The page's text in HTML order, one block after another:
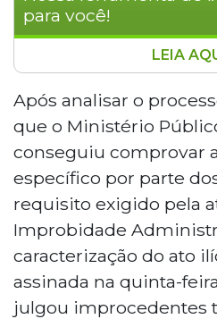
para você!
O ex-secretário
Dourados, Renato Vidigal
pela Justiça Federal em
Transportes em licitação
pacientes. O juiz concluiu
Público Federal não
específico dos acusados,
ressarcimento de R$ 1,2
revogação das medidas
bens impostas durante o
LEIA
Após analisar o
que o Ministério
conseguiu comprovar
específico por parte
requisito exigido pela
Improbidade
caracterização do ato
assinada na quinta-
julgou improcedentes